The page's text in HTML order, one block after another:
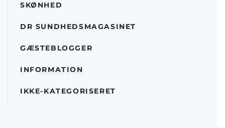
SKØNHED
DR SUNDHEDSMAGASINET
GÆSTEBLOGGER
INFORMATION
IKKE-KATEGORISERET